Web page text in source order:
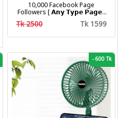
10,000 Facebook Page
Followers [ 𝗔𝗻𝘆 𝗧𝘆𝗽𝗲 𝗣𝗮𝗴𝗲 ]
[ Non Drop ][ 10k-20k/Day ][
Tk 2500 Tk 1599
-600 Tk